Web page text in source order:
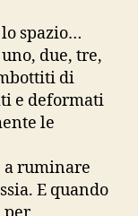
spazio…
due, tre,
di
e deformati
le
a ruminare
E quando